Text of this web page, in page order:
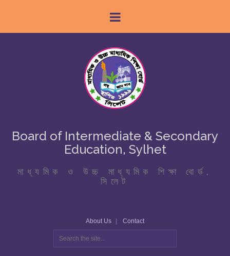
Board of Intermediate & Secondary
Education, Sylhet
মাধ্যমিক ও উচ্চ মাধ্যমিক শিক্ষা বোর্ড,
সিলেট
About Us Contact